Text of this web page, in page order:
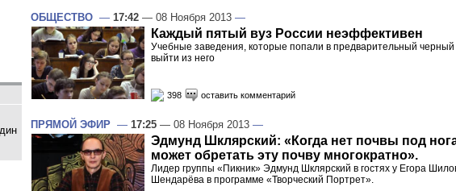
ОБЩЕСТВО — 17:42 — 08 Ноября 2013 —
Каждый пятый вуз России неэффективен
Учебные заведения, которые попали в предварительный
выйти из него
398 оставить комментарий
ПРЯМОЙ ЭФИР — 17:25 — 08 Ноября 2013 —
Эдмунд Шклярский: «Когда нет почвы под
может обретать эту почву многократно».
Лидер группы «Пикник» Эдмунд Шклярский в гостях у Егора
Шендарёва в программе «Творческий Портрет».